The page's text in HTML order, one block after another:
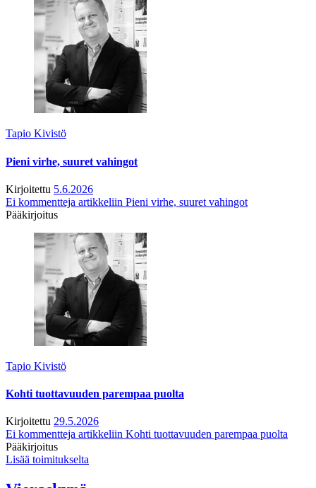
Tapio Kivistö
Pieni virhe, suuret vahingot
Kirjoitettu 5.6.2026
Ei kommentteja artikkeliin Pieni virhe, suuret vahingot
Pääkirjoitus
Tapio Kivistö
Kohti tuottavuuden parempaa puolta
Kirjoitettu 29.5.2026
Ei kommentteja artikkeliin Kohti tuottavuuden parempaa puolta
Pääkirjoitus
Lisää toimitukselta